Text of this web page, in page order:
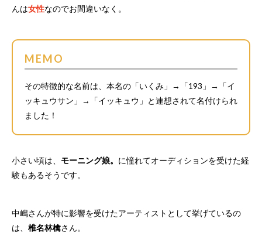
んは女性なのでお間違いなく。
MEMO
その特徴的な名前は、本名の「いくみ」→「193」→「イ
ッキュウサン」→「イッキュウ」と連想されて名付けられ
ました！
小さい頃は、 モーニング娘。 に憧れてオーディションを受けた経
験もあるそうです。
中嶋さんが特に影響を受けたアーティストとして挙げているの
は、 椎名林檎さん。